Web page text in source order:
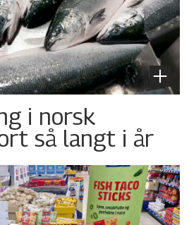
i norsk
så langt i år